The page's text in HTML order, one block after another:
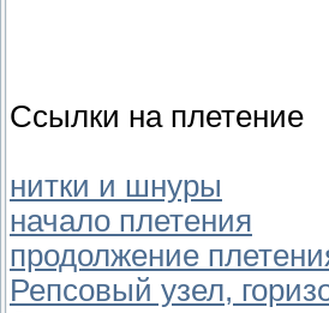
Ссылки на плетение
нитки и шнуры
начало плетения
продолжение
Репсовый узел,